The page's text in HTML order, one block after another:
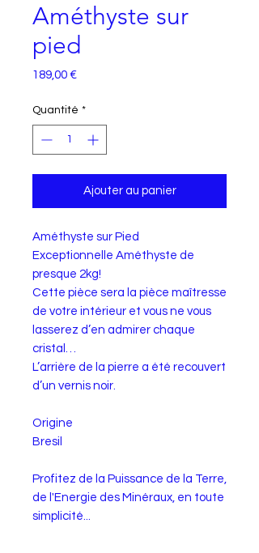
Améthyste sur
pied
189,00 €Prix
Quantité *
Ajouter au panier
Améthyste sur Pied
Exceptionnelle Améthyste de
presque 2kg!
Cette pièce sera la pièce maîtresse
de votre intérieur et vous ne vous
lasserez d’en admirer chaque
cristal…
L’arrière de la pierre a été recouvert
d’un vernis noir.
Origine
Bresil
Profitez de la Puissance de la Terre,
de l'Energie des Minéraux, en toute
simplicité...